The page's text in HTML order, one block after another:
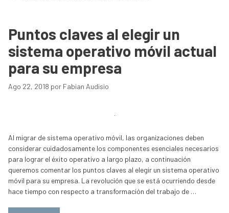
Puntos claves al elegir un
sistema operativo móvil actual
para su empresa
Ago 22, 2018 por Fabian Audisio
Al migrar de sistema operativo móvil, las organizaciones deben
considerar cuidadosamente los componentes esenciales necesarios
para lograr el éxito operativo a largo plazo, a continuación
queremos comentar los puntos claves al elegir un sistema operativo
móvil para su empresa. La revolución que se está ocurriendo desde
hace tiempo con respecto a transformación del trabajo de …